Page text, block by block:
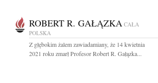
ROBERT R. GAŁĄZKA CAŁA
POLSKA
Z głębokim żalem zawiadamiany, że 14 kwietnia
2021 roku zmarł Profesor Robert R. Gałązka...